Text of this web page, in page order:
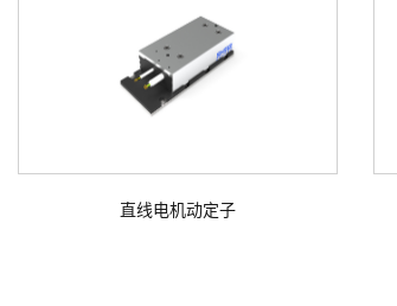
直线电机动定子